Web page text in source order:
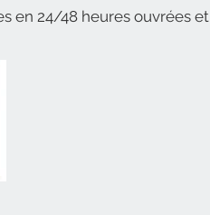
en 24/48 heures ouvrées